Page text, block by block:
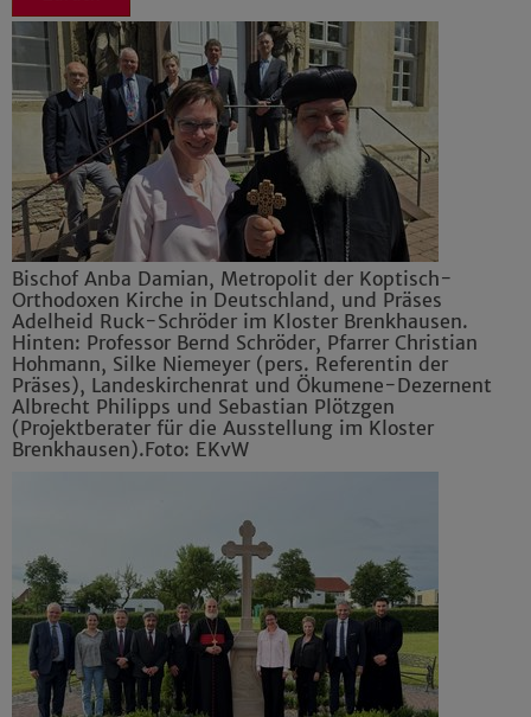
Bischof Anba Damian, Metropolit der Koptisch-
Orthodoxen Kirche in Deutschland, und Präses
Adelheid Ruck-Schröder im Kloster Brenkhausen.
Hinten: Professor Bernd Schröder, Pfarrer Christian
Hohmann, Silke Niemeyer (pers. Referentin der
Präses), Landeskirchenrat und Ökumene-Dezernent
Albrecht Philipps und Sebastian Plötzgen
(Projektberater für die Ausstellung im Kloster
Brenkhausen).Foto: EKvW